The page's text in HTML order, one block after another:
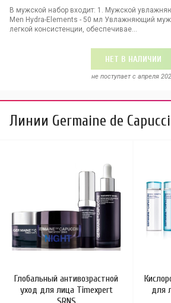
В мужской набор входит: 1. Мужской
Men Hydra-Elements - 50 мл Увлажняющий
легкой консистенции, обеспечивае...
НЕТ В НАЛИЧИИ
не поступает c апреля
Линии Germaine de
Глобальный антивозрастной
уход для лица Timexpert
для